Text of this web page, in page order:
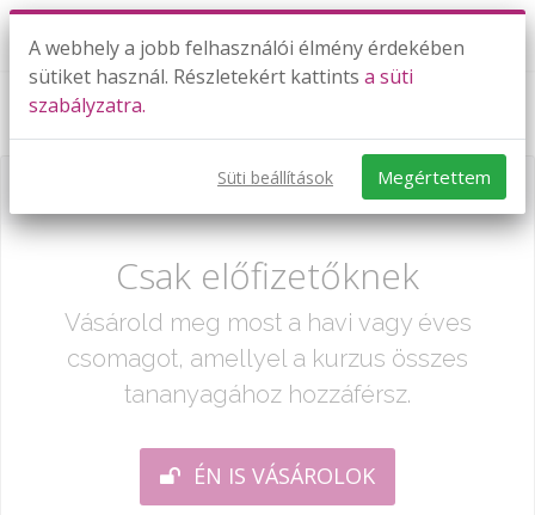
Már csak egy lépés:
Csak előfizetőknek
Vásárold meg most a havi vagy éves
csomagot, amellyel a kurzus összes
tananyagához hozzáférsz.
ÉN IS VÁSÁROLOK
A webhely a jobb felhasználói élmény érdekében
sütiket használ. Részletekért kattints a süti
szabályzatra.
Süti beállítások Megértettem